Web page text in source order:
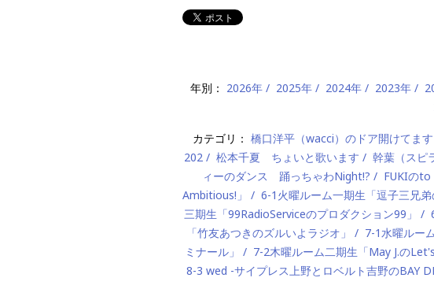
年別： 2026年 2025年 2024年 2023年
カテゴリ： 橋口洋平（wacci）のドア開けてます
202
松本千夏 ちょいと歌います 幹葉（ス
ィーのダンス 踊っちゃわNight!?
FUKIのto
Ambitious!」
6-1火曜ルーム一期生「逗子三兄弟
三期生「99RadioServiceのプロダクション99」
「竹友あつきのズルいよラジオ」
7-1水曜ルー
ミナール」
7-2木曜ルーム二期生「May J.のLet's
8-3 wed -サイプレス上野とロベルト吉野のBAY